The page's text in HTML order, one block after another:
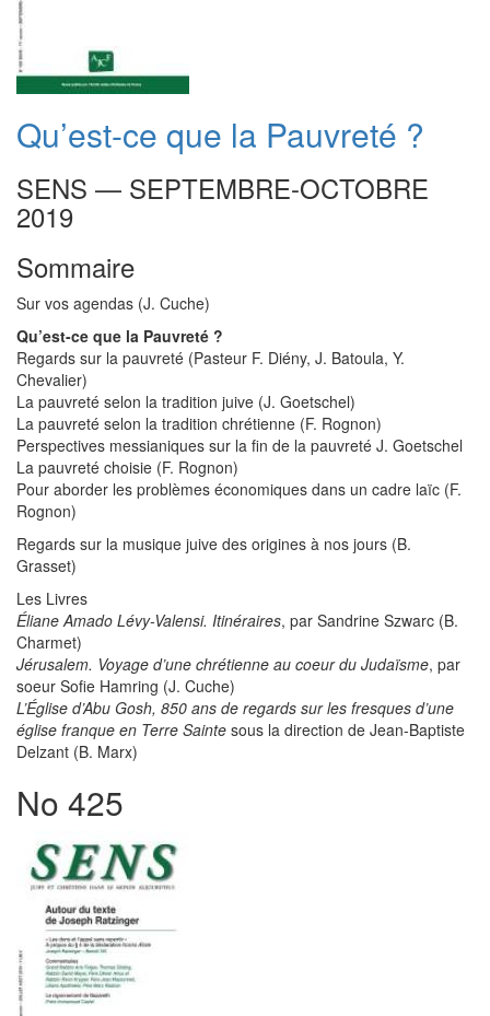
Qu’est-ce que la Pauvreté ?
SENS — SEPTEMBRE-OCTOBRE
2019
Sommaire
Sur vos agendas (J. Cuche)
Qu’est-ce que la Pauvreté ?
Regards sur la pauvreté (Pasteur F. Diény, J. Batoula, Y.
Chevalier)
La pauvreté selon la tradition juive (J. Goetschel)
La pauvreté selon la tradition chrétienne (F. Rognon)
Perspectives messianiques sur la fin de la pauvreté J. Goetschel
La pauvreté choisie (F. Rognon)
Pour aborder les problèmes économiques dans un cadre laïc (F.
Rognon)
Regards sur la musique juive des origines à nos jours (B.
Grasset)
Les Livres
Éliane Amado Lévy-Valensi. Itinéraires, par Sandrine Szwarc (B.
Charmet)
Jérusalem. Voyage d’une chrétienne au coeur du Judaïsme, par
soeur Sofie Hamring (J. Cuche)
L’Église d’Abu Gosh, 850 ans de regards sur les fresques d’une
église franque en Terre Sainte sous la direction de Jean-Baptiste
Delzant (B. Marx)
No 425